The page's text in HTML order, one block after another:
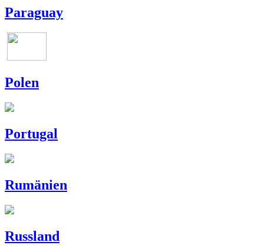
Paraguay
Polen
Portugal
Rumänien
Russland